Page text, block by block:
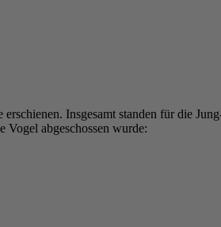
Insgesamt standen für die
abgeschossen wurde: